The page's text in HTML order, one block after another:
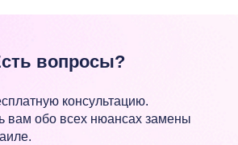
вопросы?
консультацию.
вам обо всех нюансах замены